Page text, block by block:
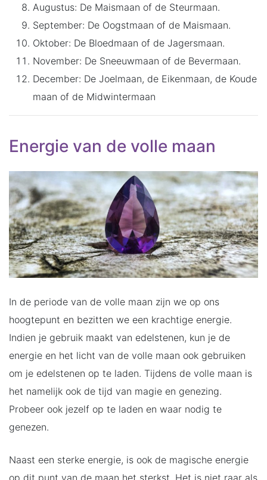
Augustus: De Maismaan of de Steurmaan.
September: De Oogstmaan of de Maismaan.
Oktober: De Bloedmaan of de Jagersmaan.
November: De Sneeuwmaan of de Bevermaan.
December: De Joelmaan, de Eikenmaan, de Koude
maan of de Midwintermaan
Energie van de volle maan
In de periode van de volle maan zijn we op ons
hoogtepunt en bezitten we een krachtige energie.
Indien je gebruik maakt van edelstenen, kun je de
energie en het licht van de volle maan ook gebruiken
om je edelstenen op te laden. Tijdens de volle maan is
het namelijk ook de tijd van magie en genezing.
Probeer ook jezelf op te laden en waar nodig te
genezen.
Naast een sterke energie, is ook de magische energie
op dit punt van de maan het sterkst. Het is niet raar als